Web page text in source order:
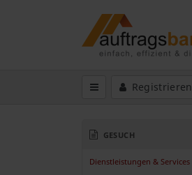
Registrieren
GESUCH
Dienstleistungen & Services